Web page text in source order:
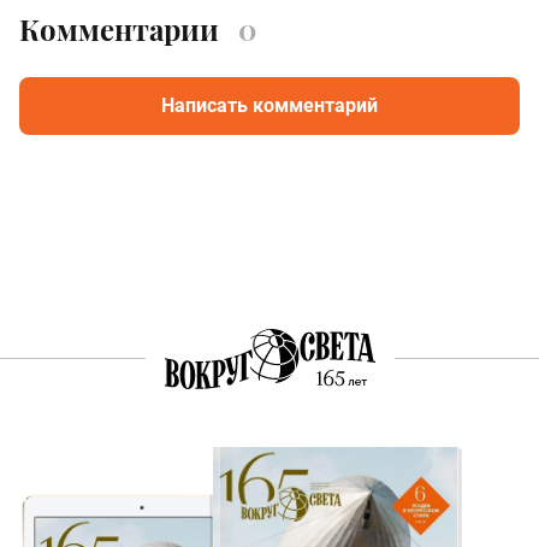
Комментарии 0
Написать комментарий